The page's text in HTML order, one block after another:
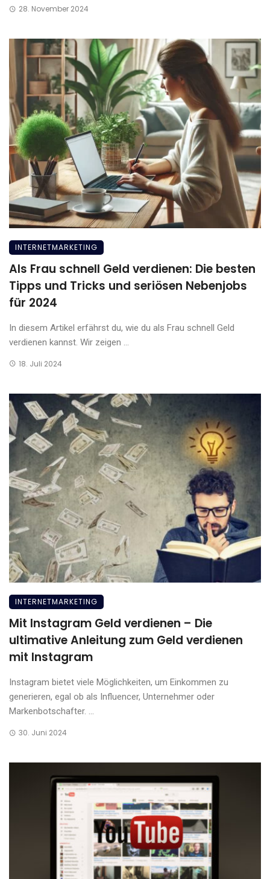
28. November 2024
INTERNETMARKETING
Als Frau schnell Geld verdienen: Die besten
Tipps und Tricks und seriösen Nebenjobs
für 2024
In diesem Artikel erfährst du, wie du als Frau schnell Geld
verdienen kannst. Wir zeigen ...
18. Juli 2024
INTERNETMARKETING
Mit Instagram Geld verdienen – Die
ultimative Anleitung zum Geld verdienen
mit Instagram
Instagram bietet viele Möglichkeiten, um Einkommen zu
generieren, egal ob als Influencer, Unternehmer oder
Markenbotschafter. ...
30. Juni 2024